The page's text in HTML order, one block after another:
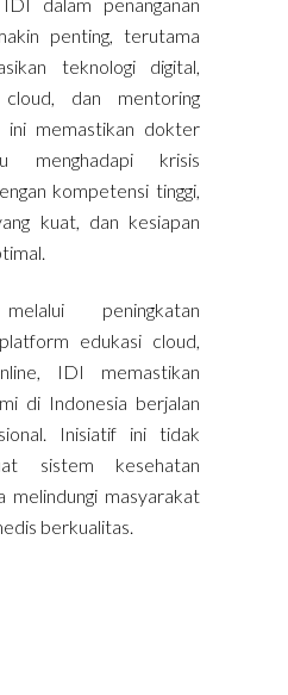
penting, terutama
teknologi digital,
dan mentoring
ini memastikan dokter
menghadapi krisis
kompetensi tinggi,
kuat, dan kesiapan
peningkatan
edukasi cloud,
IDI memastikan
di Indonesia berjalan
Inisiatif ini tidak
sistem kesehatan
melindungi masyarakat
berkualitas.